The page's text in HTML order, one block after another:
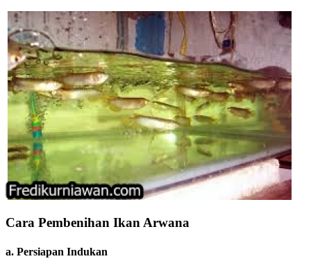
Cara Pembenihan Ikan Arwana
a. Persiapan Indukan